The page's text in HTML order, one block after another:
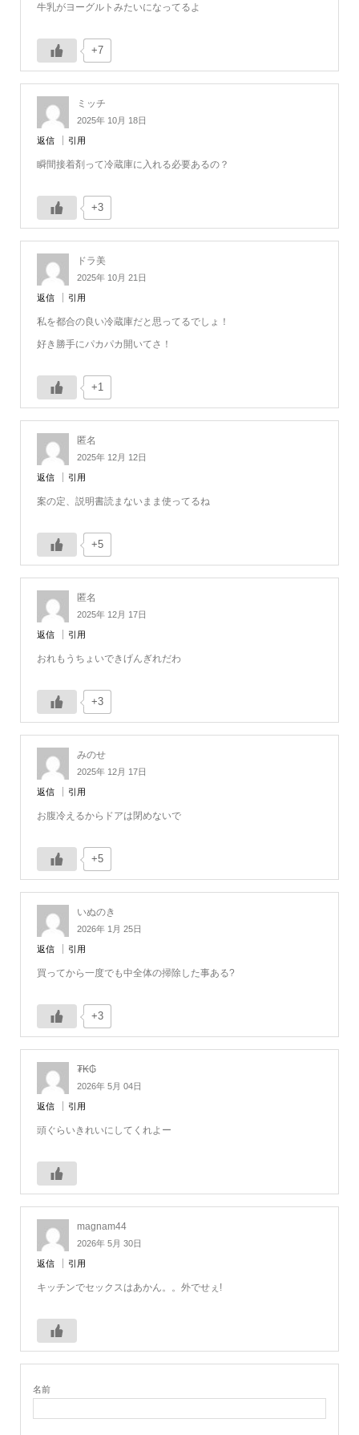
牛乳がヨーグルトみたいになってるよ
+7
ミッチ
2025年 10月 18日
返信 引用
瞬間接着剤って冷蔵庫に入れる必要あるの？
+3
ドラ美
2025年 10月 21日
返信 引用
私を都合の良い冷蔵庫だと思ってるでしょ！
好き勝手にパカパカ開いてさ！
+1
匿名
2025年 12月 12日
返信 引用
案の定、説明書読まないまま使ってるね
+5
匿名
2025年 12月 17日
返信 引用
おれもうちょいできげんぎれだわ
+3
みのせ
2025年 12月 17日
返信 引用
お腹冷えるからドアは閉めないで
+5
いぬのき
2026年 1月 25日
返信 引用
買ってから一度でも中全体の掃除した事ある?
+3
₮₭₲
2026年 5月 04日
返信 引用
頭ぐらいきれいにしてくれよー
magnam44
2026年 5月 30日
返信 引用
キッチンでセックスはあかん。。外でせぇ!
名前